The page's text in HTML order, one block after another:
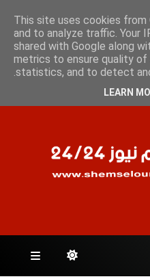
This site uses cookies
and to analyze traffic. Your
shared with Google along
metrics to ensure quality of
statistics, and to detect
LEARN